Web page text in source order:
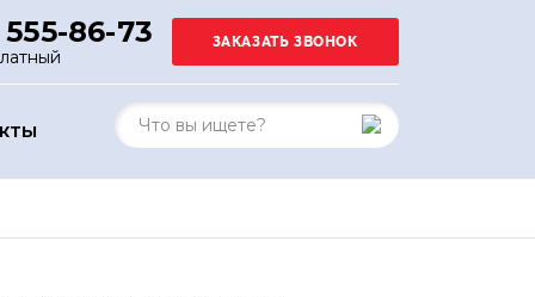
86-73